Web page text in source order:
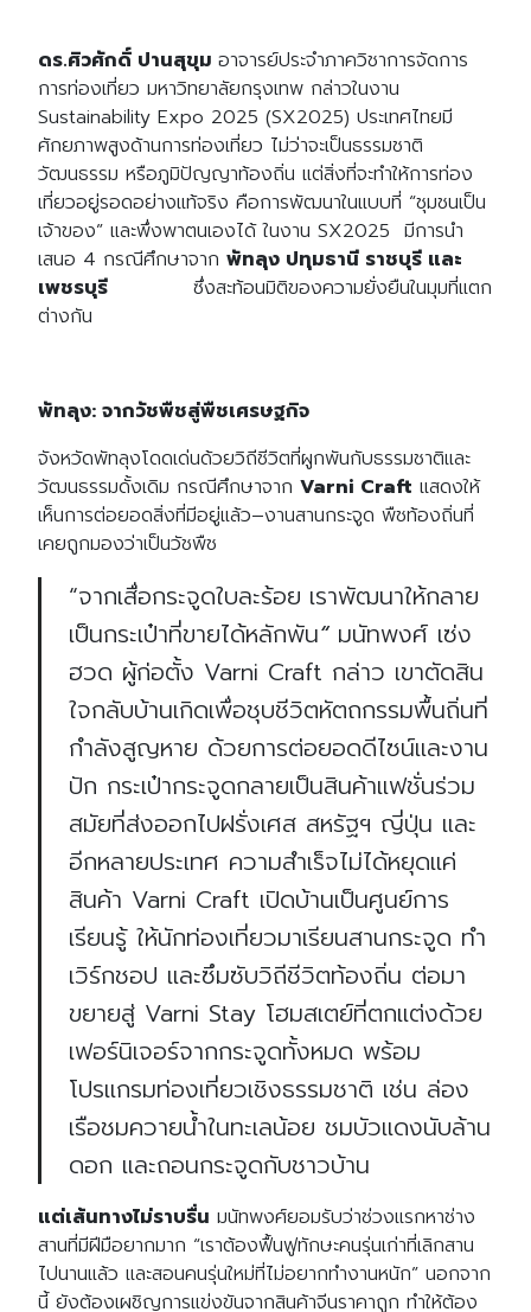
ดร.ศิวศักดิ์ ปานสุขุม อาจารย์ประจำภาควิชาการจัดการ
การท่องเที่ยว มหาวิทยาลัยกรุงเทพ กล่าวในงาน
Sustainability Expo 2025 (SX2025) ประเทศไทยมี
ศักยภาพสูงด้านการท่องเที่ยว ไม่ว่าจะเป็นธรรมชาติ
วัฒนธรรม หรือภูมิปัญญาท้องถิ่น แต่สิ่งที่จะทำให้การท่อง
เที่ยวอยู่รอดอย่างแท้จริง คือการพัฒนาในแบบที่ “ชุมชนเป็น
เจ้าของ” และพึ่งพาตนเองได้ ในงาน SX2025 มีการนำ
เสนอ 4 กรณีศึกษาจาก พัทลุง ปทุมธานี ราชบุรี และ
เพชรบุรี
ซึ่งสะท้อนมิติของความยั่งยืนในมุมที่แตก
ต่างกัน
พัทลุง: จากวัชพืชสู่พืชเศรษฐกิจ
จังหวัดพัทลุงโดดเด่นด้วยวิถีชีวิตที่ผูกพันกับธรรมชาติและ
วัฒนธรรมดั้งเดิม กรณีศึกษาจาก Varni Craft แสดงให้
เห็นการต่อยอดสิ่งที่มีอยู่แล้ว–งานสานกระจูด พืชท้องถิ่นที่
เคยถูกมองว่าเป็นวัชพืช
“จากเสื่อกระจูดใบละร้อย เราพัฒนาให้กลาย
เป็นกระเป๋าที่ขายได้หลักพัน“ มนัทพงศ์ เซ่ง
ฮวด ผู้ก่อตั้ง Varni Craft กล่าว เขาตัดสิน
ใจกลับบ้านเกิดเพื่อชุบชีวิตหัตถกรรมพื้นถิ่นที่
กำลังสูญหาย ด้วยการต่อยอดดีไซน์และงาน
ปัก กระเป๋ากระจูดกลายเป็นสินค้าแฟชั่นร่วม
สมัยที่ส่งออกไปฝรั่งเศส สหรัฐฯ ญี่ปุ่น และ
อีกหลายประเทศ ความสำเร็จไม่ได้หยุดแค่
สินค้า Varni Craft เปิดบ้านเป็นศูนย์การ
เรียนรู้ ให้นักท่องเที่ยวมาเรียนสานกระจูด ทำ
เวิร์กชอป และซึมซับวิถีชีวิตท้องถิ่น ต่อมา
ขยายสู่ Varni Stay โฮมสเตย์ที่ตกแต่งด้วย
เฟอร์นิเจอร์จากกระจูดทั้งหมด พร้อม
โปรแกรมท่องเที่ยวเชิงธรรมชาติ เช่น ล่อง
เรือชมควายน้ำในทะเลน้อย ชมบัวแดงนับล้าน
ดอก และถอนกระจูดกับชาวบ้าน
แต่เส้นทางไม่ราบรื่น มนัทพงศ์ยอมรับว่าช่วงแรกหาช่าง
สานที่มีฝีมือยากมาก “เราต้องฟื้นฟูทักษะคนรุ่นเก่าที่เลิกสาน
ไปนานแล้ว และสอนคนรุ่นใหม่ที่ไม่อยากทำงานหนัก” นอกจาก
นี้ ยังต้องเผชิญการแข่งขันจากสินค้าจีนราคาถูก ทำให้ต้อง